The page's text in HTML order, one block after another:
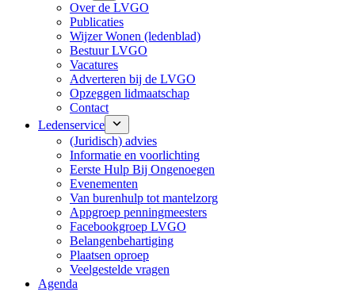
Over de LVGO
Publicaties
Wijzer Wonen (ledenblad)
Bestuur LVGO
Vacatures
Adverteren bij de LVGO
Opzeggen lidmaatschap
Contact
Ledenservice
(Juridisch) advies
Informatie en voorlichting
Eerste Hulp Bij Ongenoegen
Evenementen
Van burenhulp tot mantelzorg
Appgroep penningmeesters
Facebookgroep LVGO
Belangenbehartiging
Plaatsen oproep
Veelgestelde vragen
Agenda